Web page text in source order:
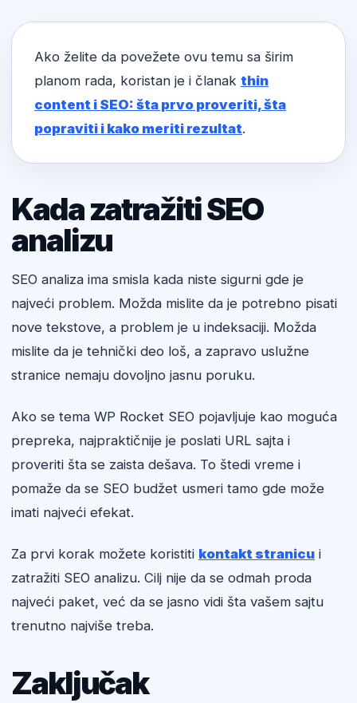
Ako želite da povežete ovu temu sa širim
planom rada, koristan je i članak thin
content i SEO: šta prvo proveriti, šta
popraviti i kako meriti rezultat.
Kada zatražiti SEO
analizu
SEO analiza ima smisla kada niste sigurni gde je
najveći problem. Možda mislite da je potrebno pisati
nove tekstove, a problem je u indeksaciji. Možda
mislite da je tehnički deo loš, a zapravo uslužne
stranice nemaju dovoljno jasnu poruku.
Ako se tema WP Rocket SEO pojavljuje kao moguća
prepreka, najpraktičnije je poslati URL sajta i
proveriti šta se zaista dešava. To štedi vreme i
pomaže da se SEO budžet usmeri tamo gde može
imati najveći efekat.
Za prvi korak možete koristiti kontakt stranicu i
zatražiti SEO analizu. Cilj nije da se odmah proda
najveći paket, već da se jasno vidi šta vašem sajtu
trenutno najviše treba.
Zaključak